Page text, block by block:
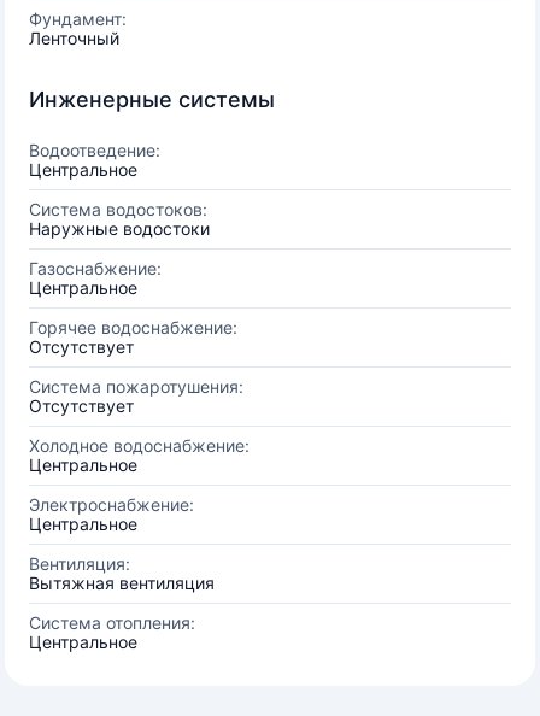
Фундамент:
Ленточный
Инженерные системы
Водоотведение:
Центральное
Система водостоков:
Наружные водостоки
Газоснабжение:
Центральное
Горячее водоснабжение:
Отсутствует
Система пожаротушения:
Отсутствует
Холодное водоснабжение:
Центральное
Электроснабжение:
Центральное
Вентиляция:
Вытяжная вентиляция
Система отопления:
Центральное